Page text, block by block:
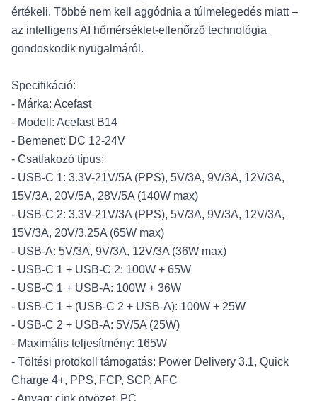
értékeli. Többé nem kell aggódnia a túlmelegedés miatt –
az intelligens AI hőmérséklet-ellenőrző technológia
gondoskodik nyugalmáról.
Specifikáció:
- Márka: Acefast
- Modell: Acefast B14
- Bemenet: DC 12-24V
- Csatlakozó típus:
- USB-C 1: 3.3V-21V/5A (PPS), 5V/3A, 9V/3A, 12V/3A,
15V/3A, 20V/5A, 28V/5A (140W max)
- USB-C 2: 3.3V-21V/3A (PPS), 5V/3A, 9V/3A, 12V/3A,
15V/3A, 20V/3.25A (65W max)
- USB-A: 5V/3A, 9V/3A, 12V/3A (36W max)
- USB-C 1 + USB-C 2: 100W + 65W
- USB-C 1 + USB-A: 100W + 36W
- USB-C 1 + (USB-C 2 + USB-A): 100W + 25W
- USB-C 2 + USB-A: 5V/5A (25W)
- Maximális teljesítmény: 165W
- Töltési protokoll támogatás: Power Delivery 3.1, Quick
Charge 4+, PPS, FCP, SCP, AFC
- Anyag: cink ötvözet, PC